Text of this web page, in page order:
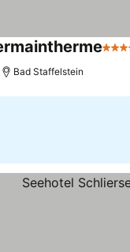
4
Bad Staffelstein